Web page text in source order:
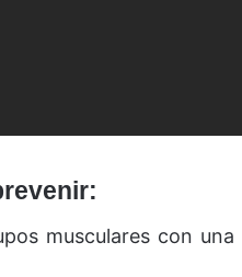
musculares con una